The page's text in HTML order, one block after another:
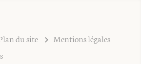
du site
Mentions légales